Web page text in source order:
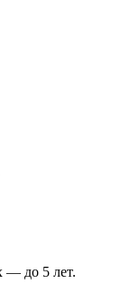
— до 5 лет.